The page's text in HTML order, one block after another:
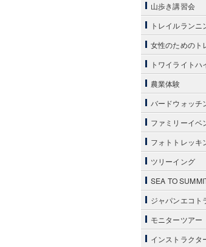
山歩き講習会
トレイルランニ
女性のためのト
トワイライトハ
農業体験
バードウォッチ
ファミリーイベ
フォトトレッキ
ツリーイング
SEA TO
ジャパンエコト
モニターツアー
インストラクタ